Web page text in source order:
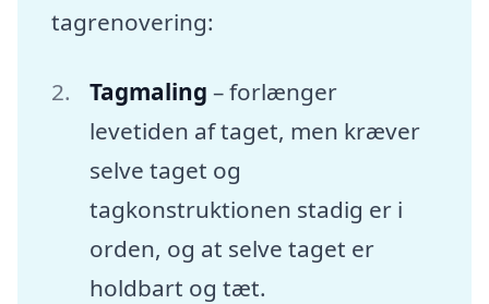
tagrenovering:
Tagmaling – forlænger
levetiden af taget, men kræver
selve taget og
tagkonstruktionen stadig er i
orden, og at selve taget er
holdbart og tæt.